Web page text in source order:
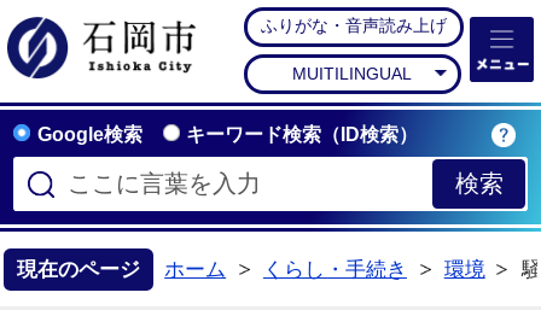
石岡市公式ホームペー
ふりがな・音声読み上げ
MUITILINGUAL
Google検索 キーワード検索（ID検索）
現在のページ ホーム
くらし・手続き
環境